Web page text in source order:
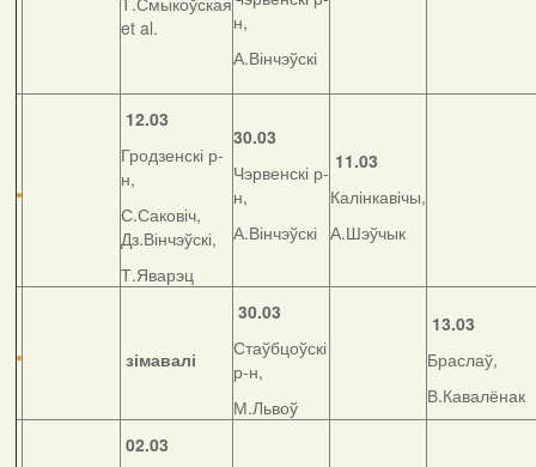
et al.
н,
А.Вінчэўскі
12.03
Гродзенскі р-
н,
С.Саковіч,
Дз.Вінчэўскі,
Т.Яварэц
30.03
Чэрвенскі р-
н,
А.Вінчэўскі
11.03
Калінкавічы,
А.Шэўчык
зімавалі
30.03
Стаўбцоўскі
р-н,
М.Львоў
13.03
Браслаў,
В.Кавалёнак
02.03